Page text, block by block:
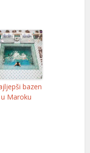
bazen
Maroku